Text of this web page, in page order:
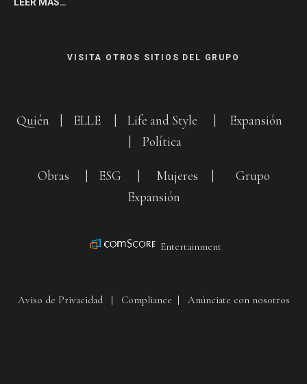
VISITA OTROS SITIOS DEL GRUPO
Quién ELLE Life and Style
Expansión
Política
Obras ESG Mujeres
Grupo
Expansión
Entertainment
Aviso de Privacidad| Compliance | Anúnciate con nosotros